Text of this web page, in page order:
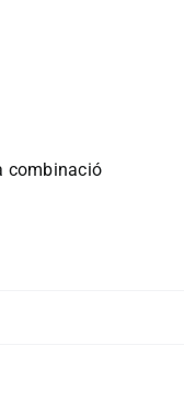
combinació